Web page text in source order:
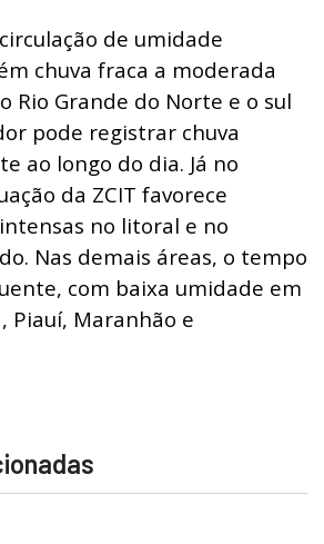
de umidade
chuva fraca a moderada
Rio Grande do Norte e o sul
pode registrar chuva
ao longo do dia. Já no
da ZCIT favorece
no litoral e no
Nas demais áreas, o tempo
com baixa umidade em
Piauí, Maranhão e